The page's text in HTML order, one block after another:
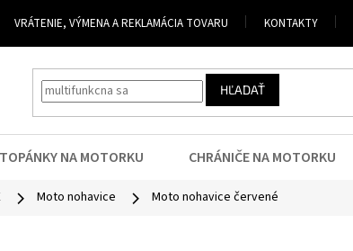
VRÁTENIE, VÝMENA A REKLAMÁCIA TOVARU KONTAKTY
HĽADAŤ
TOPÁNKY NA MOTORKU CHRÁNIČE NA MOTORKU
Moto nohavice Moto nohavice červené